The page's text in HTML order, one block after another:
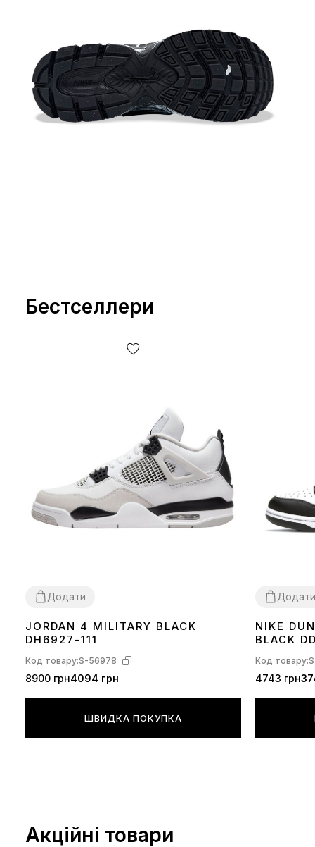
Бестселлери
Додати
363738394041 424344
JORDAN 4 MILITARY BLACK
DH6927-111
Код товару:S-56978
8900 грн4094 грн
ШВИДКА ПОКУПКА
Додати
3637 3839
NIKE
BLACK
Код товару:
4743 грн
Акційні товари